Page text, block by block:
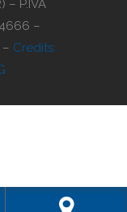
– P.IVA
–
– Credits: